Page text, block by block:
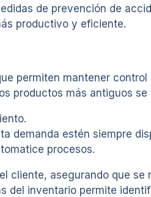
de prevención de
productivo y eficiente.
permiten mantener
productos más antiguos
demanda estén siempre
procesos.
cliente, asegurando que
del inventario permite